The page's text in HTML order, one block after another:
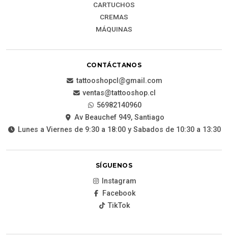
CARTUCHOS
CREMAS
MÁQUINAS
CONTÁCTANOS
tattooshopcl@gmail.com
ventas@tattooshop.cl
56982140960
Av Beauchef 949, Santiago
Lunes a Viernes de 9:30 a 18:00 y Sabados de 10:30 a 13:30
SÍGUENOS
Instagram
Facebook
TikTok